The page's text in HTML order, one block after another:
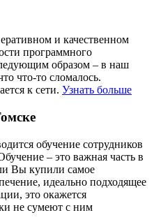
и качественном
программного
образом – в наш
что-то сломалось.
к сети. Узнать больше
обучение сотрудников
– это важная часть в
Вы купили самое
идеально подходящее
это окажется
не сумеют с ним